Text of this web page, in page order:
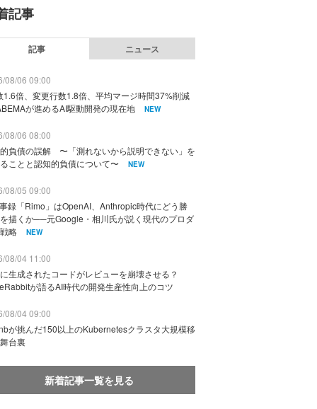
記事
記事 ニュース
08/06 09:00
1.6倍、変更行数1.8倍、平均マージ時間37%削減
が進めるAI駆動開発の現在地
NEW
08/06 08:00
負債の誤解 〜「測れないから説明できない」を
ことと認知的負債について〜
NEW
08/05 09:00
録「Rimo」はOpenAI、Anthropic時代にどう勝
描くか──元Google・相川氏が説く現代のプロダ
略
NEW
08/04 11:00
生成されたコードがレビューを崩壊させる？
が語るAI時代の開発生産性向上のコツ
08/04 09:00
が挑んだ150以上のKubernetesクラスタ大規模移
台裏
新着記事一覧を見る